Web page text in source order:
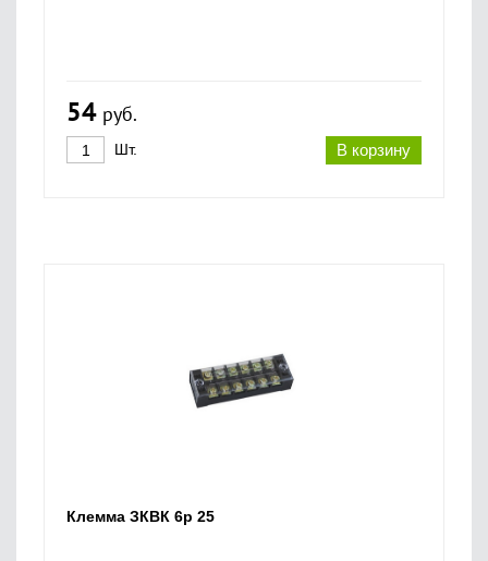
54 руб.
В корзину
Шт.
Клемма ЗКВК 6р 25